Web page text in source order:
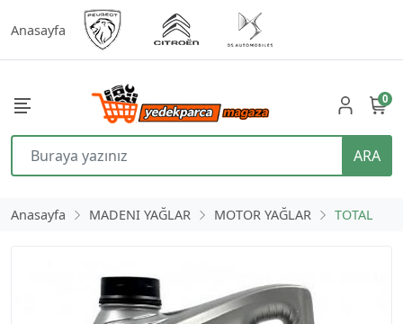
Anasayfa
ARA
0
Anasayfa MADENI YAĞLAR MOTOR YAĞLAR TOTAL